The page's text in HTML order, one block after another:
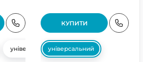
універсальний
КУПИТИ
універсальний